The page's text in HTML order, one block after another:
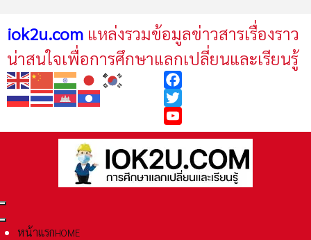
iok2u.com แหล่งรวมข้อมูลข่าวสารเรื่องราว
น่าสนใจเพื่อการศึกษาแลกเปลี่ยนและเรียนรู้
Facebook
Twitter
YouTube
หน้าแรกHOME